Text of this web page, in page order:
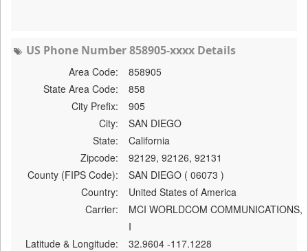
US Phone Number 858905-xxxx Details
Area Code:
858905
State Area Code:
858
City Prefix:
905
City:
SAN DIEGO
State:
California
Zipcode:
92129, 92126, 92131
County (FIPS Code):
SAN DIEGO ( 06073 )
Country:
United States of America
Carrier:
MCI WORLDCOM COMMUNICATIONS,
I
Latitude & Longitude:
32.9604 -117.1228